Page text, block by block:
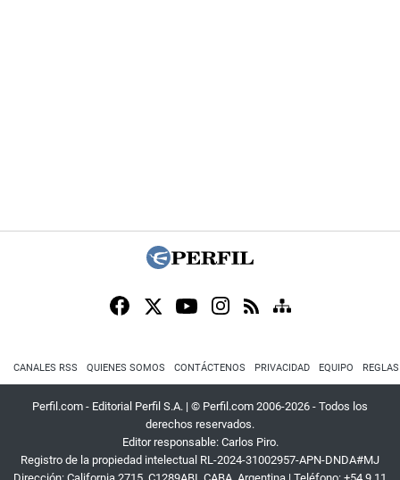
CANALES RSS QUIENES SOMOS CONTÁCTENOS PRIVACIDAD EQUIPO
Perfil.com - Editorial Perfil S.A. | © Perfil.com 2006-2026 - Todos los
derechos reservados.
Editor responsable: Carlos Piro.
Registro de la propiedad intelectual RL-2024-31002957-APN-DNDA#MJ